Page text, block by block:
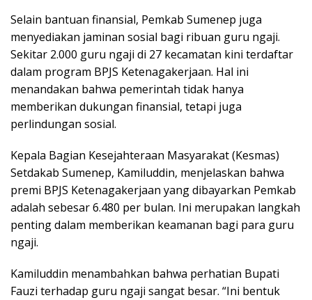
Selain bantuan finansial, Pemkab Sumenep juga
menyediakan jaminan sosial bagi ribuan guru ngaji.
Sekitar 2.000 guru ngaji di 27 kecamatan kini terdaftar
dalam program BPJS Ketenagakerjaan. Hal ini
menandakan bahwa pemerintah tidak hanya
memberikan dukungan finansial, tetapi juga
perlindungan sosial.
Kepala Bagian Kesejahteraan Masyarakat (Kesmas)
Setdakab Sumenep, Kamiluddin, menjelaskan bahwa
premi BPJS Ketenagakerjaan yang dibayarkan Pemkab
adalah sebesar 6.480 per bulan. Ini merupakan langkah
penting dalam memberikan keamanan bagi para guru
ngaji.
Kamiluddin menambahkan bahwa perhatian Bupati
Fauzi terhadap guru ngaji sangat besar. “Ini bentuk